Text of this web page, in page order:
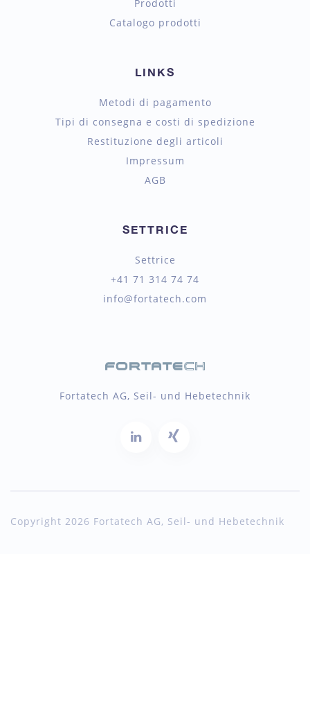
Prodotti
Catalogo prodotti
LINKS
Metodi di pagamento
Tipi di consegna e costi di spedizione
Restituzione degli articoli
Impressum
AGB
SETTRICE
Settrice
+41 71 314 74 74
info@fortatech.com
Fortatech AG, Seil- und Hebetechnik
Copyright 2026 Fortatech AG, Seil- und Hebetechnik